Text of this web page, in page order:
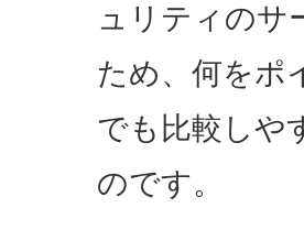
ュリティのサ
ため、何をポ
でも比較しや
のです。